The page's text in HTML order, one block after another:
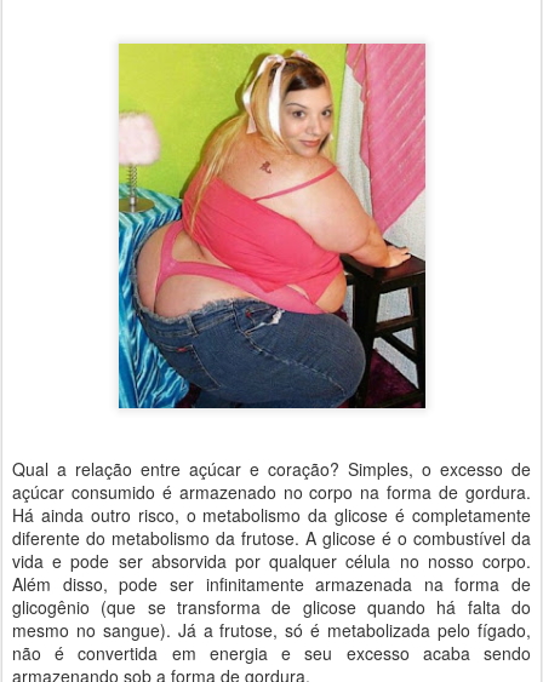
Qual a relação entre açúcar e coração? Simples, o excesso de
açúcar consumido é armazenado no corpo na forma de gordura.
Há ainda outro risco, o metabolismo da glicose é completamente
diferente do metabolismo da frutose. A glicose é o combustível da
vida e pode ser absorvida por qualquer célula no nosso corpo.
Além disso, pode ser infinitamente armazenada na forma de
glicogênio (que se transforma de glicose quando há falta do
mesmo no sangue). Já a frutose, só é metabolizada pelo fígado,
não é convertida em energia e seu excesso acaba sendo
armazenando sob a forma de gordura.